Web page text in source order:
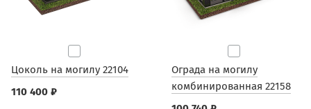
Цоколь на могилу 22104
110 400 ₽
Ограда на могилу
комбинированная 22158